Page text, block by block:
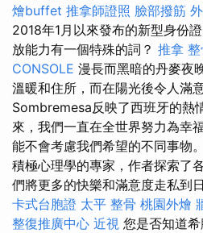
燴buffet 推拿師證照 臉部撥筋
2018年1月以來發布的新型身份
放能力有一個特殊的詞？ 推拿 整
CONSOLE 漫長而黑暗的丹麥夜
溫暖和住所，而在陽光後令人滿
Sombremesa反映了西班牙的熱
來，我們一直在全世界努力為幸
能不會考慮我們希望的不同事物。
積極心理學的專家，作者探索了
們將更多的快樂和滿意度走私到
卡式台胞證 太平 整骨 桃園外燴
整復推廣中心 近視 您是否知道